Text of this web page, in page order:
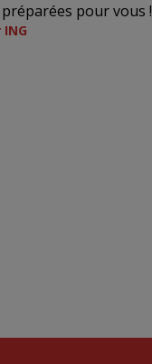
pour vous !